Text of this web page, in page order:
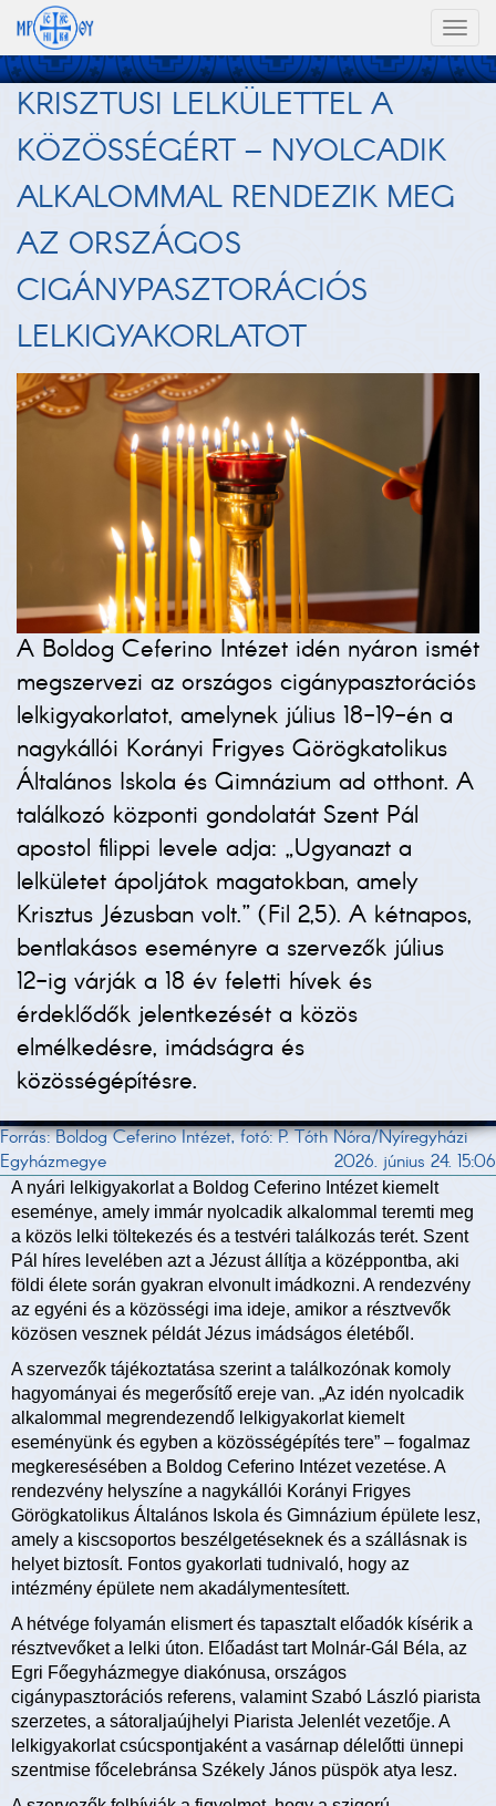
KRISZTUSI LELKÜLETTEL A
KÖZÖSSÉGÉRT – NYOLCADIK
ALKALOMMAL RENDEZIK MEG
AZ ORSZÁGOS
CIGÁNYPASZTORÁCIÓS
LELKIGYAKORLATOT
A Boldog Ceferino Intézet idén nyáron ismét
megszervezi az országos cigánypasztorációs
lelkigyakorlatot, amelynek július 18-19-én a
nagykállói Korányi Frigyes Görögkatolikus
Általános Iskola és Gimnázium ad otthont. A
találkozó központi gondolatát Szent Pál
apostol filippi levele adja: „Ugyanazt a
lelkületet ápoljátok magatokban, amely
Krisztus Jézusban volt.” (Fil 2,5). A kétnapos,
bentlakásos eseményre a szervezők július
12-ig várják a 18 év feletti hívek és
érdeklődők jelentkezését a közös
elmélkedésre, imádságra és
közösségépítésre.
Forrás: Boldog Ceferino Intézet, fotó: P. Tóth Nóra/Nyíregyházi
Egyházmegye
2026. június 24. 15:06
A nyári lelkigyakorlat a Boldog Ceferino Intézet kiemelt
eseménye, amely immár nyolcadik alkalommal teremti meg
a közös lelki töltekezés és a testvéri találkozás terét. Szent
Pál híres levelében azt a Jézust állítja a középpontba, aki
földi élete során gyakran elvonult imádkozni. A rendezvény
az egyéni és a közösségi ima ideje, amikor a résztvevők
közösen vesznek példát Jézus imádságos életéből.
A szervezők tájékoztatása szerint a találkozónak komoly
hagyományai és megerősítő ereje van. „Az idén nyolcadik
alkalommal megrendezendő lelkigyakorlat kiemelt
eseményünk és egyben a közösségépítés tere” – fogalmaz
megkeresésében a Boldog Ceferino Intézet vezetése. A
rendezvény helyszíne a nagykállói Korányi Frigyes
Görögkatolikus Általános Iskola és Gimnázium épülete lesz,
amely a kiscsoportos beszélgetéseknek és a szállásnak is
helyet biztosít. Fontos gyakorlati tudnivaló, hogy az
intézmény épülete nem akadálymentesített.
A hétvége folyamán elismert és tapasztalt előadók kísérik a
résztvevőket a lelki úton. Előadást tart Molnár-Gál Béla, az
Egri Főegyházmegye diakónusa, országos
cigánypasztorációs referens, valamint Szabó László piarista
szerzetes, a sátoraljaújhelyi Piarista Jelenlét vezetője. A
lelkigyakorlat csúcspontjaként a vasárnap délelőtti ünnepi
szentmise főcelebránsa Székely János püspök atya lesz.